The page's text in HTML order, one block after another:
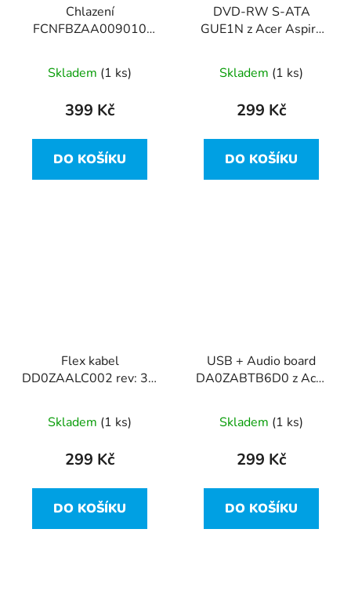
Chlazení
FCNFBZAA009010
DFS561405FL0T z
Acer Aspire F5-573
Skladem (1 ks)
399 Kč
DO KOŠÍKU
DVD-RW S-ATA
GUE1N z Acer Aspire
Skladem (1 ks)
299 Kč
DO KOŠÍKU
Flex kabel
DD0ZAALC002 rev: 3A
Skladem (1 ks)
299 Kč
DO KOŠÍKU
USB + Audio board
DA0ZABTB6D0 z Acer
Skladem (1 ks)
299 Kč
DO KOŠÍKU